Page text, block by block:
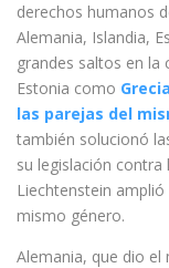
derechos humanos
Alemania, Islandia,
grandes saltos en la
Estonia como
las parejas del
también solucionó
su legislación
Liechtenstein
mismo género.
Alemania, que dio el